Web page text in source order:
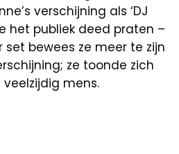
verschijning als ‘DJ
het publiek deed praten –
set bewees ze meer te zijn
ze toonde zich
veelzijdig mens.